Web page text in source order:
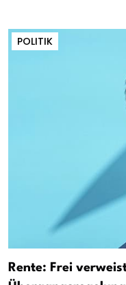
POLITIK
Rente: Frei